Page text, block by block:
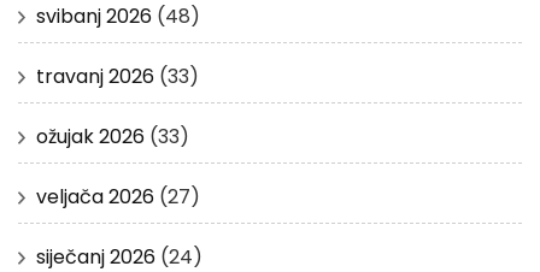
svibanj 2026 (48)
travanj 2026 (33)
ožujak 2026 (33)
veljača 2026 (27)
siječanj 2026 (24)